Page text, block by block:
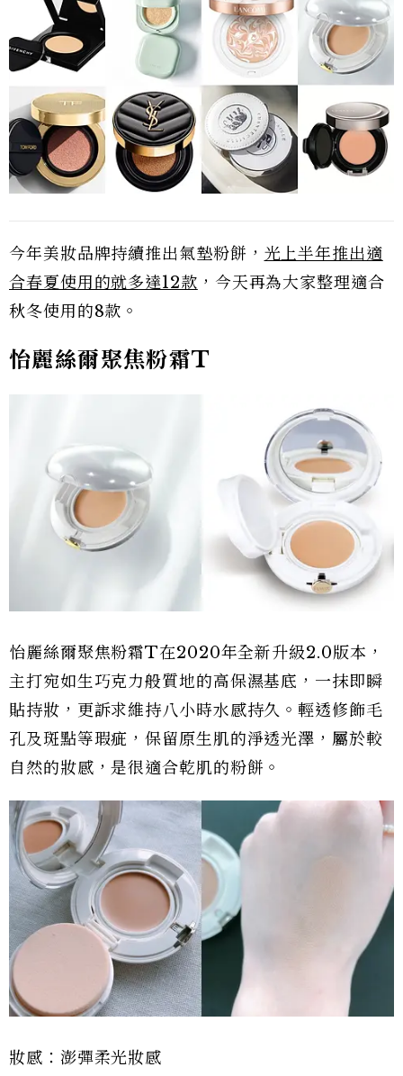
今年美妝品牌持續推出氣墊粉餅， 光上半年推出適
合春夏使用的就多達12款 ，今天再為大家整理適合
秋冬使用的8款。
怡麗絲爾聚焦粉霜T
怡麗絲爾聚焦粉霜T在2020年全新升級2.0版本，
主打宛如生巧克力般質地的高保濕基底，一抹即瞬
貼持妝，更訴求維持八小時水感持久。輕透修飾毛
孔及斑點等瑕疵，保留原生肌的淨透光澤，屬於較
自然的妝感，是很適合乾肌的粉餅。
妝感：澎彈柔光妝感